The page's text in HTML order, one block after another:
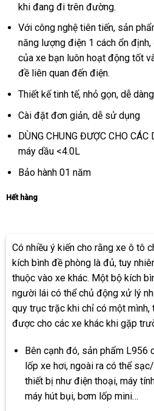
khi đang đi trên đường.
Với công nghệ tiên tiến, sản
năng lượng điện 1 cách ổn
của xe bạn luôn hoạt động tốt
đề liên quan đến điện.
Thiết kế tinh tế, nhỏ gọn, dễ
Cài đặt đơn giản, dễ sử dụng
DÙNG CHUNG ĐƯỢC CHO
máy dầu <4.0L
Bảo hành 01 năm
Hết hàng
Có nhiều ý kiến cho rằng xe ô tô
kích bình đề phòng là đủ, tuy
thuộc vào xe khác. Một bộ kích
người lái có thể chủ động xử lý
quy trục trặc khi chỉ có một
được cho các xe khác khi gặp
Bên cạnh đó, sản phẩm L956
lốp xe hơi, ngoài ra có thể
thiết bị như điện thoại, máy
máy hút bụi, bơm lốp mini…